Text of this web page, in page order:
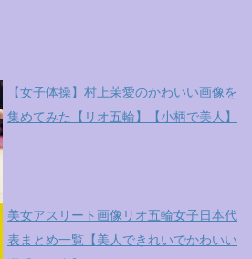
【女子体操】村上茉愛のかわいい画像を
集めてみた【リオ五輪】【小柄で美人】
美女アスリート画像リオ五輪女子日本代
表まとめ一覧【美人できれいでかわいい